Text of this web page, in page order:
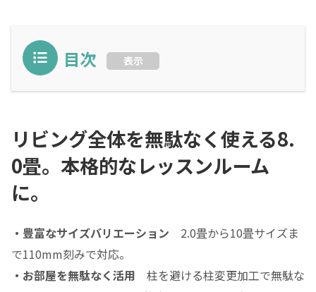
目次 表示
リビング全体を無駄なく使える8.
0畳。本格的なレッスンルーム
に。
・豊富なサイズバリエーション 2.0畳から10畳サイズま
で110mm刻みで対応。
・お部屋を無駄なく活用 柱を避ける柱変更加工で無駄な